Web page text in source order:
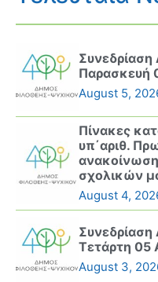
Συνεδρίαση
Παρασκευή
August 5,
Πίνακες
υπ΄αριθ.
σχολικών
August 4,
Συνεδρίαση
Τετάρτη 05
August 3,